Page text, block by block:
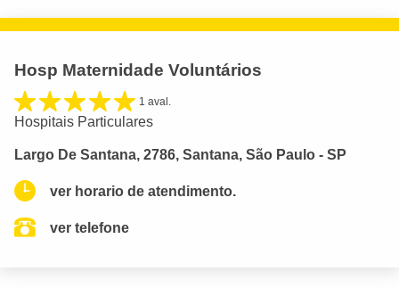
Hosp Maternidade Voluntários
1 aval.
Hospitais Particulares
Largo De Santana, 2786, Santana, São Paulo - SP
ver horario de atendimento.
ver telefone